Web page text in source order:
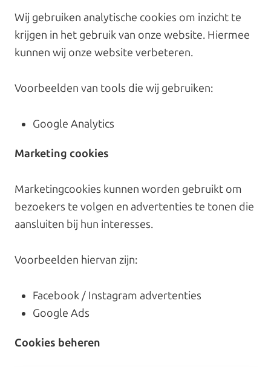
Wij gebruiken analytische cookies om inzicht te
krijgen in het gebruik van onze website. Hiermee
kunnen wij onze website verbeteren.
Voorbeelden van tools die wij gebruiken:
Google Analytics
Marketing cookies
Marketingcookies kunnen worden gebruikt om
bezoekers te volgen en advertenties te tonen die
aansluiten bij hun interesses.
Voorbeelden hiervan zijn:
Facebook / Instagram advertenties
Google Ads
Cookies beheren